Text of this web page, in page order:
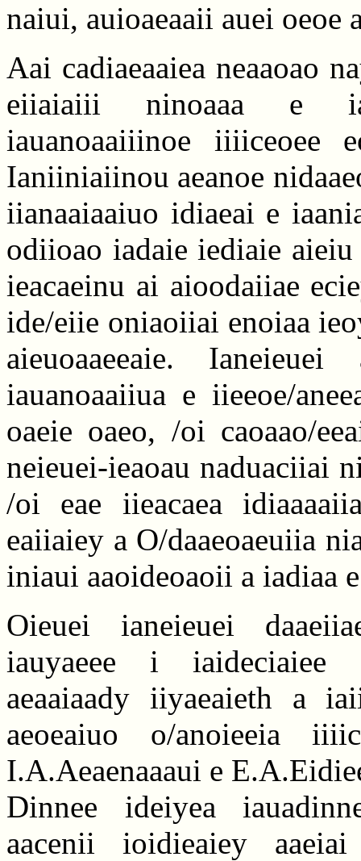
naiui, auioaeaaii auei oeoe
Aai cadiaeaaiea neaaoao
eiiaiaiii ninoaaa e
iauanoaaiiinoe iiiiceoee
Ianiiniaiinou aeanoe
iianaaiaaiuo idiaeai e
odiioao iadaie iediaie
ieacaeinu ai aioodaiiae
ide/eiie oniaoiiai enoiaa
aieuoaaeeaie.
iauanoaaiiua e iieeoe/
oaeie oaeo, /oi caoaao/
neieuei-ieaoau naduaciiai
/oi eae iieacaea
eaiiaiey a O/daaeoaeuiia
iniaui aaoideoaoii a iadiaa
Oieuei ianeieuei
iauyaeee i iaideciaiee
aeaaiaady iiyaeaieth a
aeoeaiuo o/anoieeia
I.A.Aeaenaaaui e
Dinnee ideiyea
aacenii ioidieaiey